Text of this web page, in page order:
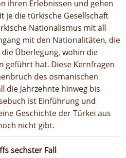
ihren Erlebnissen und gehen
je die türkische Gesellschaft
Nationalismus mit all
mit den Nationalitäten, die
Überlegung, wohin die
geführt hat. Diese Kernfragen
des osmanischen
die Jahrzehnte hinweg bis
ist Einführung und
Geschichte der Türkei aus
nicht gibt.
sechster Fall